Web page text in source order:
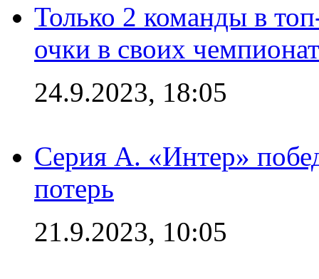
Только 2 команды в
очки в своих
24.9.2023, 18:05
Серия А. «Интер»
потерь
21.9.2023, 10:05